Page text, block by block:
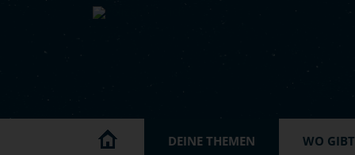
Skip to main content
DEINE THEMEN WO